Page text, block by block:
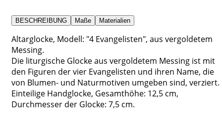
BESCHREIBUNG Maße Materialien
Altarglocke, Modell: "4 Evangelisten", aus vergoldetem
Messing.
Die liturgische Glocke aus vergoldetem Messing ist mit
den Figuren der vier Evangelisten und ihren Name, die
von Blumen- und Naturmotiven umgeben sind, verziert.
Einteilige Handglocke, Gesamthöhe: 12,5 cm,
Durchmesser der Glocke: 7,5 cm.